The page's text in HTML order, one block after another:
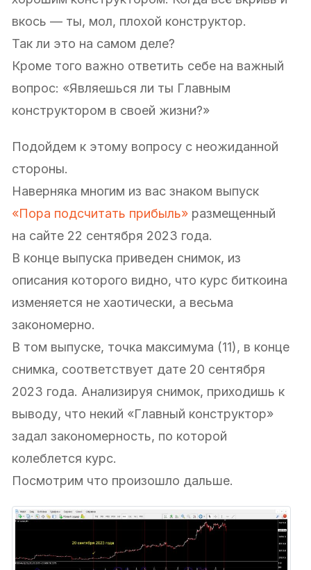
вкось — ты, мол, плохой конструктор.
Так ли это на самом деле?
Кроме того важно ответить себе на важный
вопрос: «Являешься ли ты Главным
конструктором в своей жизни?»
Подойдем к этому вопросу с неожиданной
стороны.
Наверняка многим из вас знаком выпуск
«Пора подсчитать прибыль» размещенный
на сайте 22 сентября 2023 года.
В конце выпуска приведен снимок, из
описания которого видно, что курс биткоина
изменяется не хаотически, а весьма
закономерно.
В том выпуске, точка максимума (11), в конце
снимка, соответствует дате 20 сентября
2023 года. Анализируя снимок, приходишь к
выводу, что некий «Главный конструктор»
задал закономерность, по которой
колеблется курс.
Посмотрим что произошло дальше.